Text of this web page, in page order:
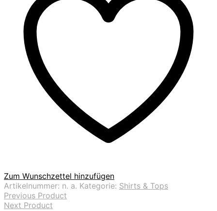
Zum Wunschzettel hinzufügen
Artikelnummer: n. a. Kategorie: Shirts & Tops
Previous Product
Next Product